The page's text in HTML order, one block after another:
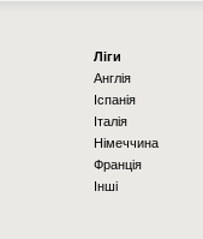
Ліги
Англія
Іспанія
Італія
Німеччина
Франція
Інші